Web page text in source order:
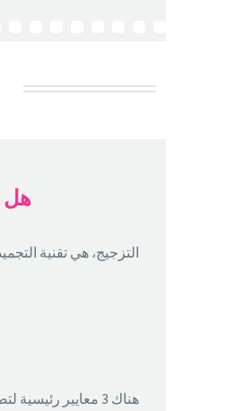
هل
التزجيج، هي تقنية
هناك 3 معايير